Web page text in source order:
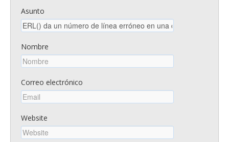
Asunto
Nombre
Correo electrónico
Website